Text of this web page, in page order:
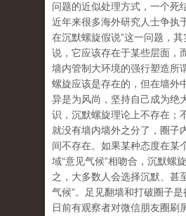
问题的近似处理方式，一个死
近年来很多海外研究人士争执
在沉默螺旋假说”这一问题，
说，它应该存在于某些层面，
墙内管制大环境的强行塑造所
螺旋应该是存在的，但在墙外
异是为风尚，坚持自己成为绝
识，沉默螺旋理论上不存在；
就没有墙内墙外之分了，圈子
间不存在。如果某种态度在某
域“意见气候”相吻合，沉默螺
之，大多数人会选择沉默、甚
气候”。足见翻墙和打破圈子是
日前有观察者对微信朋友圈刷